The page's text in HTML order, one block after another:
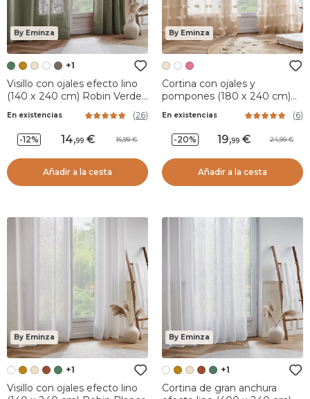
By Eminza
+1
Visillo con ojales efecto lino
(140 x 240 cm) Robin Verde
En existencias (26)
-12% 14,99 16,99
Añadir a la cesta
By Eminza
Cortina con ojales y
pompones (180 x 240 cm)
En existencias (6)
-20% 19,99 24,99
Añadir a la cesta
By Eminza
+1
Visillo con ojales efecto lino
By Eminza
+1
Cortina de gran anchura